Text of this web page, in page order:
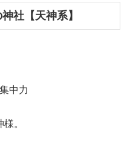
社【天神系】
中力
。